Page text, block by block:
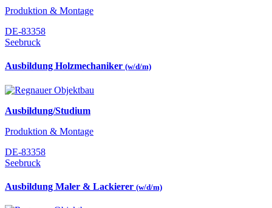
Produktion & Montage
DE-83358
Seebruck
Ausbildung Holzmechaniker (w/d/m)
Ausbildung/Studium
Produktion & Montage
DE-83358
Seebruck
Ausbildung Maler & Lackierer (w/d/m)